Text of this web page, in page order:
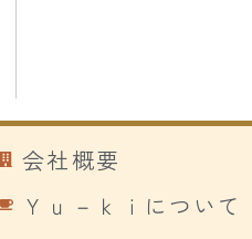
会社概要
Ｙｕ－ｋｉについて